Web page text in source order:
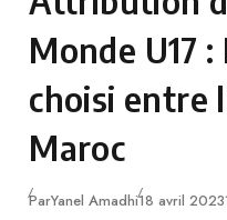
Monde U17
choisi entre
Maroc
ParYanel AmadhiPublié
18 avril 2023